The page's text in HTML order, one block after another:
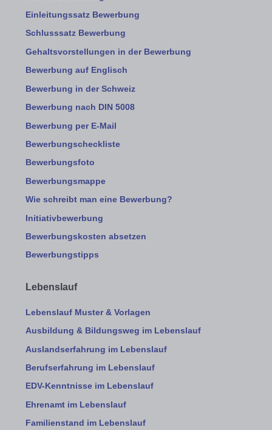
Einleitungssatz Bewerbung
Schlusssatz Bewerbung
Gehaltsvorstellungen in der Bewerbung
Bewerbung auf Englisch
Bewerbung in der Schweiz
Bewerbung nach DIN 5008
Bewerbung per E-Mail
Bewerbungscheckliste
Bewerbungsfoto
Bewerbungsmappe
Wie schreibt man eine Bewerbung?
Initiativbewerbung
Bewerbungskosten absetzen
Bewerbungstipps
Lebenslauf
Lebenslauf Muster & Vorlagen
Ausbildung & Bildungsweg im Lebenslauf
Auslandserfahrung im Lebenslauf
Berufserfahrung im Lebenslauf
EDV-Kenntnisse im Lebenslauf
Ehrenamt im Lebenslauf
Familienstand im Lebenslauf